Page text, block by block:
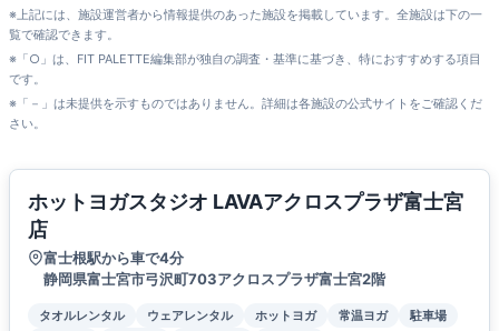
※上記には、施設運営者から情報提供のあった施設を掲載しています。全施設は下の一
覧で確認できます。
※「○」は、FIT PALETTE編集部が独自の調査・基準に基づき、特におすすめする項目
です。
※「－」は未提供を示すものではありません。詳細は各施設の公式サイトをご確認くだ
さい。
ホットヨガスタジオ LAVAアクロスプラザ富士宮
店
富士根駅から車で4分
静岡県富士宮市弓沢町703アクロスプラザ富士宮2階
タオルレンタル ウェアレンタル ホットヨガ 常温ヨガ
駐車場